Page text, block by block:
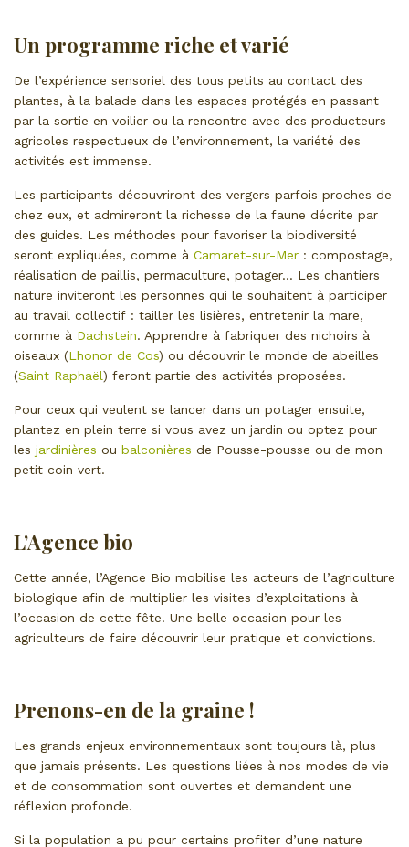
Un programme riche et varié
De l’expérience sensoriel des tous petits au contact des
plantes, à la balade dans les espaces protégés en passant
par la sortie en voilier ou la rencontre avec des producteurs
agricoles respectueux de l’environnement, la variété des
activités est immense.
Les participants découvriront des vergers parfois proches de
chez eux, et admireront la richesse de la faune décrite par
des guides. Les méthodes pour favoriser la biodiversité
seront expliquées, comme à Camaret-sur-Mer : compostage,
réalisation de paillis, permaculture, potager… Les chantiers
nature inviteront les personnes qui le souhaitent à participer
au travail collectif : tailler les lisières, entretenir la mare,
comme à Dachstein. Apprendre à fabriquer des nichoirs à
oiseaux (Lhonor de Cos) ou découvrir le monde de abeilles
(Saint Raphaël) feront partie des activités proposées.
Pour ceux qui veulent se lancer dans un potager ensuite,
plantez en plein terre si vous avez un jardin ou optez pour
les jardinières ou balconières de Pousse-pousse ou de mon
petit coin vert.
L’Agence bio
Cette année, l’Agence Bio mobilise les acteurs de l’agriculture
biologique afin de multiplier les visites d’exploitations à
l’occasion de cette fête. Une belle occasion pour les
agriculteurs de faire découvrir leur pratique et convictions.
Prenons-en de la graine !
Les grands enjeux environnementaux sont toujours là, plus
que jamais présents. Les questions liées à nos modes de vie
et de consommation sont ouvertes et demandent une
réflexion profonde.
Si la population a pu pour certains profiter d’une nature